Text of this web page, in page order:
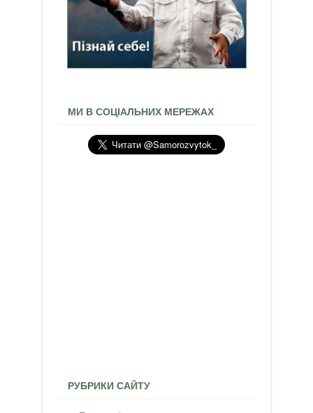
МИ В СОЦІАЛЬНИХ МЕРЕЖАХ
РУБРИКИ САЙТУ